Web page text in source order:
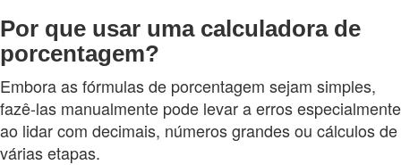
Por que usar uma calculadora de
porcentagem?
Embora as fórmulas de porcentagem sejam simples,
fazê-las manualmente pode levar a erros especialmente
ao lidar com decimais, números grandes ou cálculos de
várias etapas.